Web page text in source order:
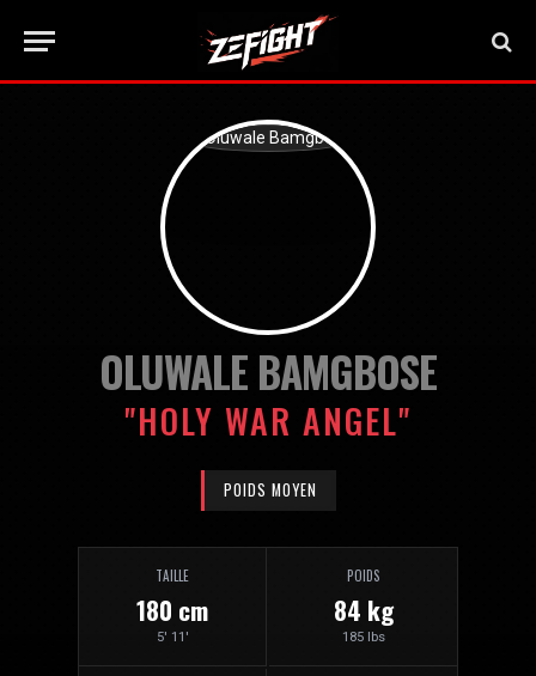
OLUWALE BAMGBOSE
"HOLY WAR ANGEL"
POIDS MOYEN
TAILLE
180 cm
5' 11'
POIDS
84 kg
185 lbs